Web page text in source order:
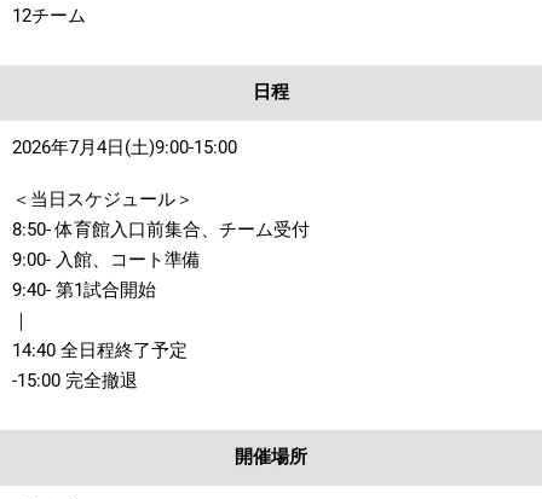
12チーム
日程
2026年7月4日(土)9:00-15:00
＜当日スケジュール＞
8:50- 体育館入口前集合、チーム受付
9:00- 入館、コート準備
9:40- 第1試合開始
｜
14:40 全日程終了予定
-15:00 完全撤退
開催場所